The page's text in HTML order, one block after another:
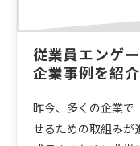
従業員エンゲ
企業事例を紹介
昨今、多くの企業で
せるための取組みが